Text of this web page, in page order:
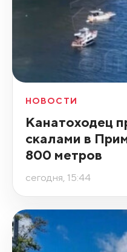
НОВОСТИ
Канатоходец
скалами в
800 метров
сегодня, 15:44